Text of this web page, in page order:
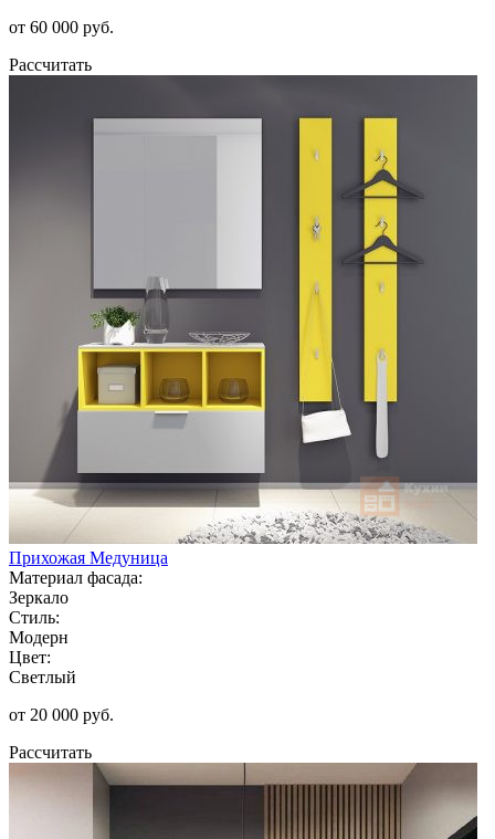
от 60 000 руб.
Рассчитать
Прихожая Медуница
Материал фасада:
Зеркало
Стиль:
Модерн
Цвет:
Светлый
от 20 000 руб.
Рассчитать